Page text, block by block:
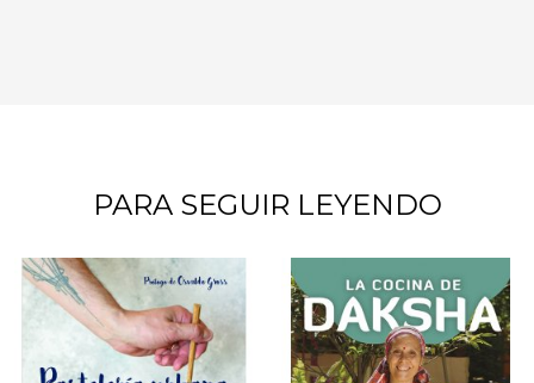
PARA SEGUIR LEYENDO